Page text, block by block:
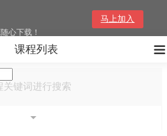
心下载！
马上加入

课程列表
关键词进行搜索